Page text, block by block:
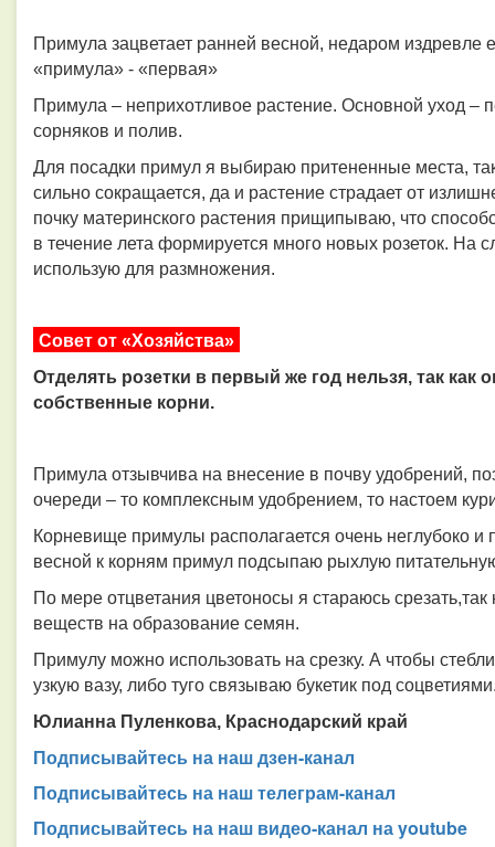
Примула зацветает ранней весной, недаром издревле
«примула» - «первая»
Примула – неприхотливое растение. Основной уход –
сорняков и полив.
Для посадки примул я выбираю притененные места,
сильно сокращается, да и растение страдает от
почку материнского растения прищипываю, что
в течение лета формируется много новых розеток. На
использую для размножения.
Совет от «Хозяйства»
Отделять розетки в первый же год нельзя, так как
собственные корни.
Примула отзывчива на внесение в почву удобрений,
очереди – то комплексным удобрением, то настоем
Корневище примулы располагается очень неглубоко и
весной к корням примул подсыпаю рыхлую
По мере отцветания цветоносы я стараюсь
веществ на образование семян.
Примулу можно использовать на срезку. А чтобы
узкую вазу, либо туго связываю букетик под
Юлианна Пуленкова, Краснодарский край
Подписывайтесь на наш дзен-канал
Подписывайтесь на наш телеграм-канал
Подписывайтесь на наш видео-канал на youtube